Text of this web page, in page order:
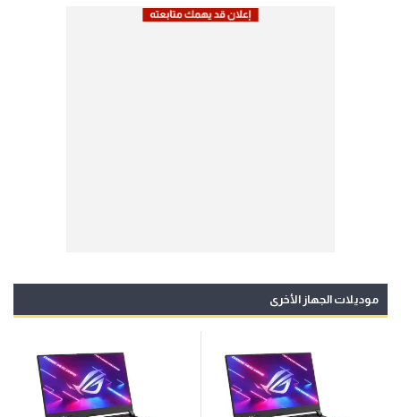
موديلات الجهاز الأخرى